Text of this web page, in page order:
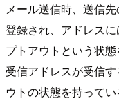
メール送信時、送信
登録され、アドレス
プトアウトという状態
受信アドレスが受信
ウトの状態を持って